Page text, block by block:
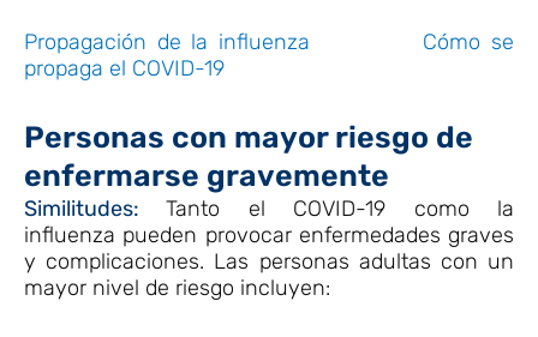
Propagación de la influenza
Cómo se
propaga el COVID-19
Personas con mayor riesgo de
enfermarse gravemente
Similitudes:
Tanto el COVID-19 como la
influenza pueden provocar enfermedades graves
y complicaciones. Las personas adultas con un
mayor nivel de riesgo incluyen: